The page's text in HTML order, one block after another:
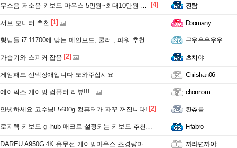
무소음 저소음 키보드 마우스 5만원~최대10만원 추천 [4] 전탐
서브 모니터 추천 [1] Doomany
형님들 i7 11700에 맞는 메인보드, 쿨러 , 파워 추천좀 해주세용! 구우우우우우
가습기와 스피커 잡음 [2] 츠치야
게임패드 선택장애입니다 도와주십시요 Chrishan06
에이픽스 게이밍 컴퓨터 리뷰!!! chonnom
안녕하세요 고수님! 5600g 컴퓨터가 자꾸 꺼집니다! [2] 칸츄롤
로지텍 키보드 g -hub 매크로 설정되는 키보드 추천해주세요 Fifabro
DAREU A950G 4K 유무선 게이밍마우스 초경량마우스 샀는데 나쁘지 않지? 까라면까야